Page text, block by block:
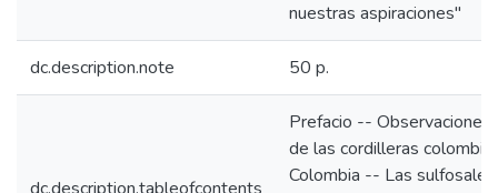
nuestras aspiraciones"
dc.description.note 50 p.
Prefacio -- Observaciones
de las cordilleras
Colombia -- Las